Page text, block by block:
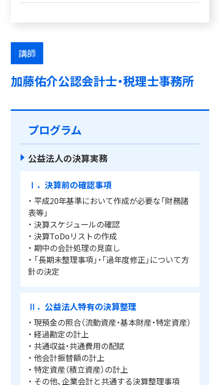
講師
加藤佑介公認会計士・税理士事務所
プログラム
公益法人の決算実務
Ⅰ．決算前の確認事項
・ 平成20年基準において作成が必要な「財務諸
表等」
・ 決算スケジュールの確認
・ 決算ToDoリストの作成
・ 期中の会計処理の見直し
・ 「長期未整理事項」・「過年度修正」について方
針の決定
Ⅱ．公益法人特有の決算整理
・ 現預金の照合（流動資産・基本財産・特定資産）
・ 経過勘定の計上
・ 共通収益・共通費用の配賦
・ 他会計振替額の計上
・ 特定資産（積立資産）の計上
・ その他、企業会計と共通する決算整理事項